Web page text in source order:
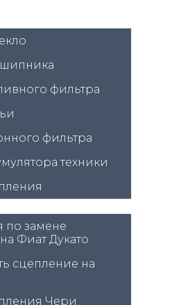
фильтра
фильтра
техники
по замене
Фиат Дукато
сцепление на
Чери